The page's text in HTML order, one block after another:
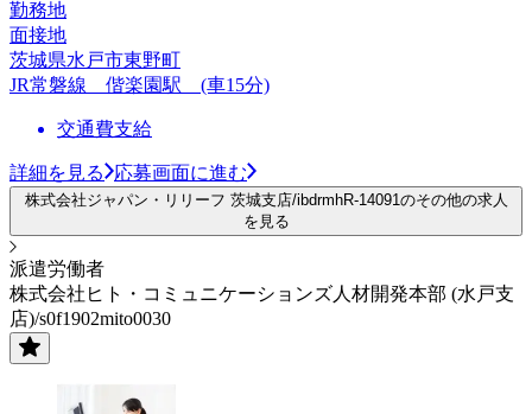
勤務地
面接地
茨城県水戸市東野町
JR常磐線 偕楽園駅 (車15分)
交通費支給
詳細を見る 応募画面に進む
株式会社ジャパン・リリーフ 茨城支店/ibdrmhR-14091のその他の求人
を見る
派遣労働者
株式会社ヒト・コミュニケーションズ人材開発本部 (水戸支
店)/s0f1902mito0030